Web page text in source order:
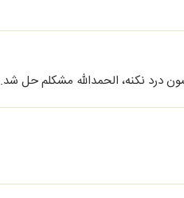
درد نکنه، الحمدالله مشکلم حل شد.